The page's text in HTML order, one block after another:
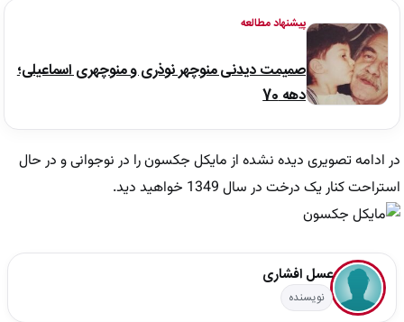
پیشنهاد مطالعه
صمیمت دیدنی منوچهر نوذری و منوچهری اسماعیلی؛
دهه 70
در ادامه تصویری دیده نشده از مایکل جکسون را در نوجوانی و در حال
استراحت کنار یک درخت در سال 1349 خواهید دید.
عسل افشاری
نویسنده